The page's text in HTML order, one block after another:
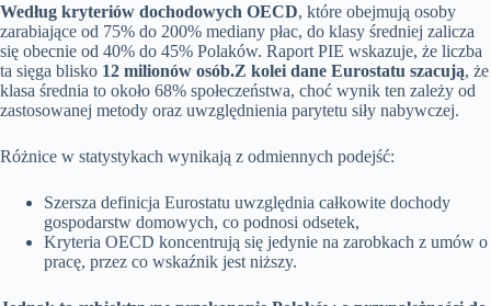
Według kryteriów dochodowych OECD, które obejmują osoby
zarabiające od 75% do 200% mediany płac, do klasy średniej zalicza
się obecnie od 40% do 45% Polaków. Raport PIE wskazuje, że liczba
ta sięga blisko 12 milionów osób.Z kolei dane Eurostatu szacują, że
klasa średnia to około 68% społeczeństwa, choć wynik ten zależy od
zastosowanej metody oraz uwzględnienia parytetu siły nabywczej.
Różnice w statystykach wynikają z odmiennych podejść:
Szersza definicja Eurostatu uwzględnia całkowite dochody
gospodarstw domowych, co podnosi odsetek,
Kryteria OECD koncentrują się jedynie na zarobkach z umów o
pracę, przez co wskaźnik jest niższy.